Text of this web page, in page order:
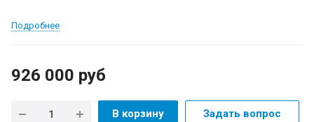
Подробнее
926 000 руб
В корзину Задать вопрос